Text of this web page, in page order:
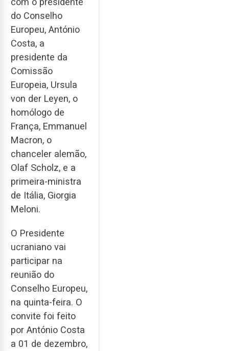
do Conselho
Europeu, António
Costa, a
presidente da
Comissão
Europeia, Ursula
von der Leyen, o
homólogo de
França, Emmanuel
Macron, o
chanceler alemão,
Olaf Scholz, e a
primeira-ministra
de Itália, Giorgia
Meloni.
O Presidente
ucraniano vai
participar na
reunião do
Conselho Europeu,
na quinta-feira. O
convite foi feito
por António Costa
a 01 de dezembro,